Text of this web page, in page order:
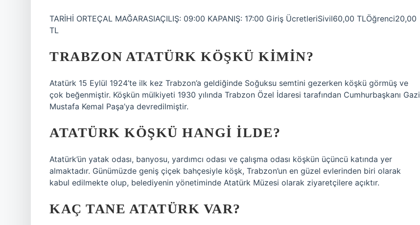
TARİHİ ORTEÇAL MAĞARASIAÇILIŞ: 09:00 KAPANIŞ: 17:00 Giriş ÜcretleriSivil60,00 TLÖğrenci20,00
TL
TRABZON ATATÜRK KÖŞKÜ KIMIN?
Atatürk 15 Eylül 1924’te ilk kez Trabzon’a geldiğinde Soğuksu semtini gezerken köşkü görmüş ve
çok beğenmiştir. Köşkün mülkiyeti 1930 yılında Trabzon Özel İdaresi tarafından Cumhurbaşkanı Gazi
Mustafa Kemal Paşa’ya devredilmiştir.
ATATÜRK KÖŞKÜ HANGI ILDE?
Atatürk’ün yatak odası, banyosu, yardımcı odası ve çalışma odası köşkün üçüncü katında yer
almaktadır. Günümüzde geniş çiçek bahçesiyle köşk, Trabzon’un en güzel evlerinden biri olarak
kabul edilmekte olup, belediyenin yönetiminde Atatürk Müzesi olarak ziyaretçilere açıktır.
KAÇ TANE ATATÜRK VAR?